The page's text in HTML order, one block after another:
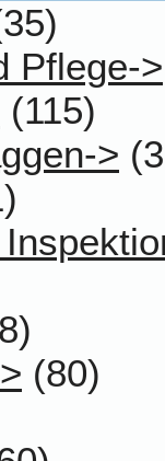
Pflege->
(115)
>
(80)